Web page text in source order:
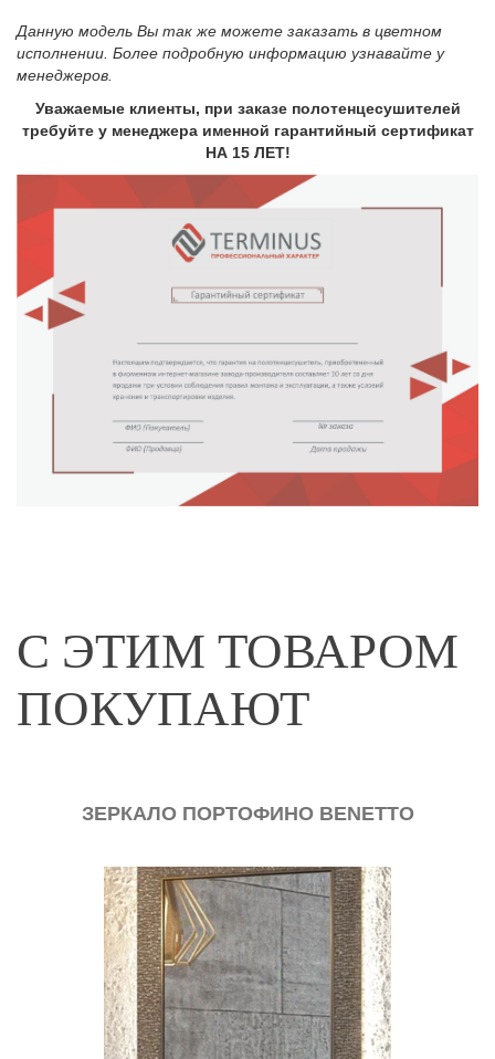
Данную модель Вы так же можете заказать в цветном
исполнении. Более подробную информацию узнавайте у
менеджеров.
Уважаемые клиенты, при заказе полотенцесушителей
требуйте у менеджера именной гарантийный сертификат
НА 15 ЛЕТ!
С ЭТИМ ТОВАРОМ
ПОКУПАЮТ
ЗЕРКАЛО ПОРТОФИНО BENETTO